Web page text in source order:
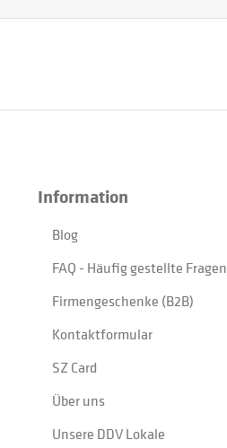
Information
Blog
FAQ - Häufig gestellte Fragen
Firmengeschenke (B2B)
Kontaktformular
SZ Card
Über uns
Unsere DDV Lokale